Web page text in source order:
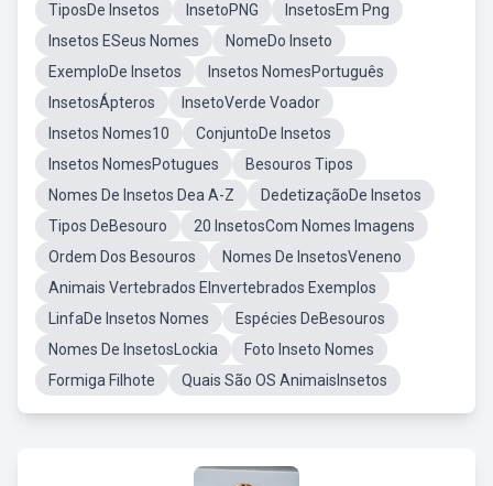
TiposDe Insetos
InsetoPNG
InsetosEm Png
Insetos ESeus Nomes
NomeDo Inseto
ExemploDe Insetos
Insetos NomesPortuguês
InsetosÁpteros
InsetoVerde Voador
Insetos Nomes10
ConjuntoDe Insetos
Insetos NomesPotugues
Besouros Tipos
Nomes De Insetos Dea A-Z
DedetizaçãoDe Insetos
Tipos DeBesouro
20 InsetosCom Nomes Imagens
Ordem Dos Besouros
Nomes De InsetosVeneno
Animais Vertebrados EInvertebrados Exemplos
LinfaDe Insetos Nomes
Espécies DeBesouros
Nomes De InsetosLockia
Foto Inseto Nomes
Formiga Filhote
Quais São OS AnimaisInsetos